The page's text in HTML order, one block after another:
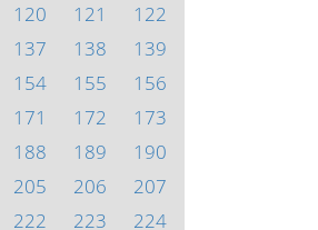
120 121
122
137 138
139
154 155
156
171 172
173
188 189
190
205 206
207
222 223 224